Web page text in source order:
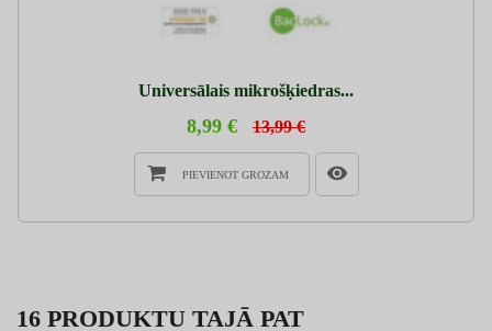
Universālais mikrošķiedras...
8,99 € 13,99 €
PIEVIENOT GROZAM
16 PRODUKTU TAJĀ PAT